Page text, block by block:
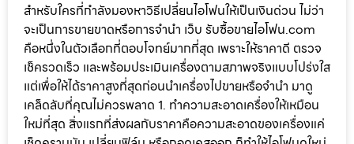
สำหรับใครที่กำลังมองหาวิธีเปลี่ยนไอโฟนให้เป็นเงินด่วน ไม่ว่า
จะเป็นการขายขาดหรือการจำนำ เว็บ รับซื้อขายไอโฟน.com
คือหนึ่งในตัวเลือกที่ตอบโจทย์มากที่สุด เพราะให้ราคาดี ตรวจ
เช็ครวดเร็ว และพร้อมประเมินเครื่องตามสภาพจริงแบบโปร่งใส
แต่เพื่อให้ได้ราคาสูงที่สุดก่อนนำเครื่องไปขายหรือจำนำ มาดู
เคล็ดลับที่คุณไม่ควรพลาด 1. ทำความสะอาดเครื่องให้เหมือน
ใหม่ที่สุด สิ่งแรกที่ส่งผลกับราคาคือความสะอาดของเครื่องแค่